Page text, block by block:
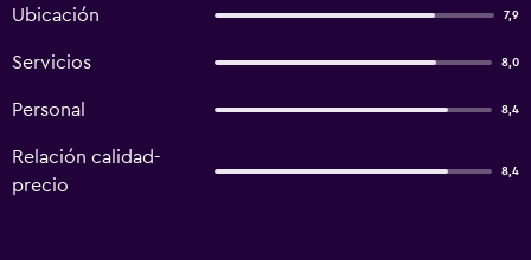
Ubicación 7,9
Servicios 8,0
Personal 8,4
Relación calidad-
precio
8,4